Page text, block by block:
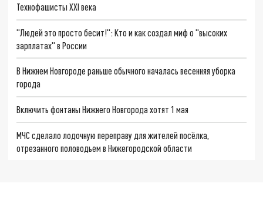
Технофашисты XXI века
"Людей это просто бесит!": Кто и как создал миф о "высоких
зарплатах" в России
В Нижнем Новгороде раньше обычного началась весенняя уборка
города
Включить фонтаны Нижнего Новгорода хотят 1 мая
МЧС сделало лодочную переправу для жителей посёлка,
отрезанного половодьем в Нижегородской области